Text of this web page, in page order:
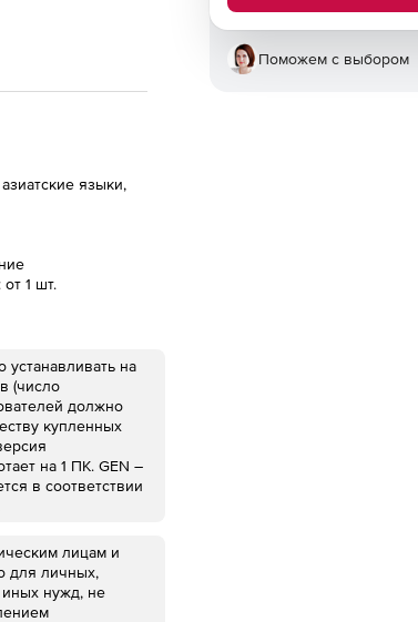
языки,
1 шт.
на
(число
должно
купленных
на 1 ПК. GEN –
в соответствии
лицам и
для личных,
нужд, не
Поможем с выбором